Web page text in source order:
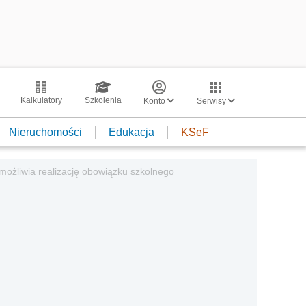
Kalkulatory Szkolenia Konto Serwisy
Nieruchomości Edukacja KSeF
realizację obowiązku szkolnego